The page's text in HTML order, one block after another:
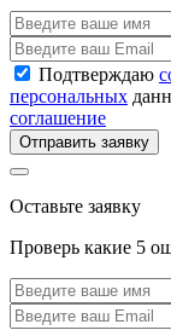
Подтверждаю
персональных
соглашение
Отправить заявку
Оставьте заявку
Проверь какие 5